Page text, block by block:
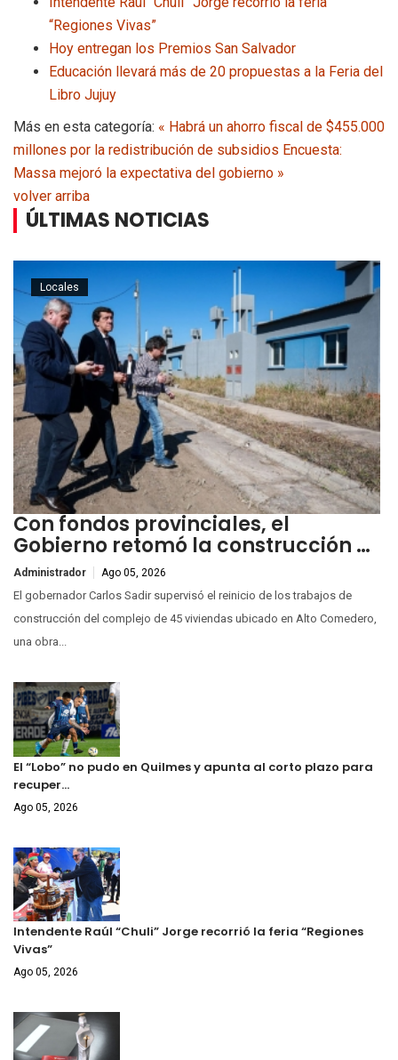
“Regiones Vivas”
Hoy entregan los Premios San Salvador
Educación llevará más de 20 propuestas a la Feria del
Libro Jujuy
Más en esta categoría: « Habrá un ahorro fiscal de $455.000
millones por la redistribución de subsidios Encuesta:
Massa mejoró la expectativa del gobierno »
volver arriba
ÚLTIMAS NOTICIAS
Con fondos provinciales, el
Gobierno retomó la construcción …
Administrador Ago 05, 2026
Locales
El gobernador Carlos Sadir supervisó el reinicio de los trabajos de
construcción del complejo de 45 viviendas ubicado en Alto Comedero,
una obra...
El “Lobo” no pudo en Quilmes y apunta al corto plazo para
recuper…
Ago 05, 2026
Intendente Raúl “Chuli” Jorge recorrió la feria “Regiones
Vivas”
Ago 05, 2026